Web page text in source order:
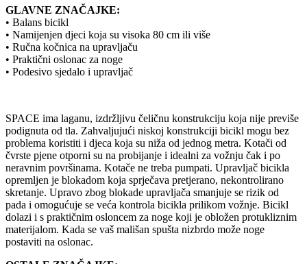
GLAVNE ZNAČAJKE:
• Balans bicikl
• Namijenjen djeci koja su visoka 80 cm ili više
• Ručna kočnica na upravljaču
• Praktični oslonac za noge
• Podesivo sjedalo i upravljač
SPACE ima laganu, izdržljivu čeličnu konstrukciju koja nije previše
podignuta od tla. Zahvaljujući niskoj konstrukciji bicikl mogu bez
problema koristiti i djeca koja su niža od jednog metra. Kotači od
čvrste pjene otporni su na probijanje i idealni za vožnju čak i po
neravnim površinama. Kotače ne treba pumpati. Upravljač bicikla
opremljen je blokadom koja sprječava pretjerano, nekontrolirano
skretanje. Upravo zbog blokade upravljača smanjuje se rizik od
pada i omogućuje se veća kontrola bicikla prilikom vožnje. Bicikl
dolazi i s praktičnim osloncem za noge koji je obložen protukliznim
materijalom. Kada se vaš mališan spušta nizbrdo može noge
postaviti na oslonac.